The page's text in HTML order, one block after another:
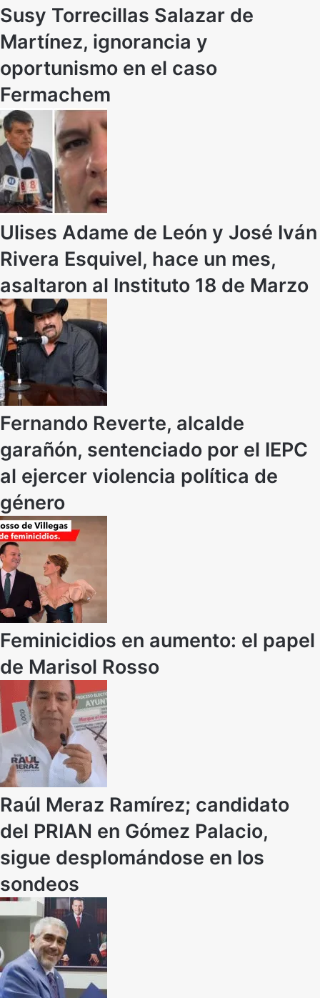
Susy Torrecillas Salazar de
Martínez, ignorancia y
oportunismo en el caso
Fermachem
Ulises Adame de León y José Iván
Rivera Esquivel, hace un mes,
asaltaron al Instituto 18 de Marzo
Fernando Reverte, alcalde
garañón, sentenciado por el IEPC
al ejercer violencia política de
género
Feminicidios en aumento: el papel
de Marisol Rosso
Raúl Meraz Ramírez; candidato
del PRIAN en Gómez Palacio,
sigue desplomándose en los
sondeos